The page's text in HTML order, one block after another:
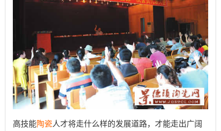
高技能陶瓷人才将走什么样的发展道路，才能走出广阔